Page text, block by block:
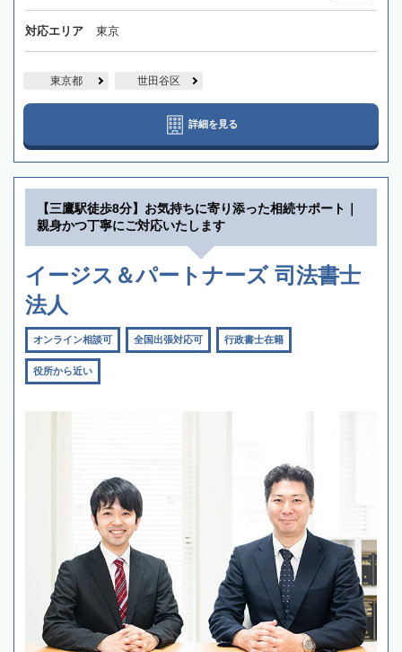
対応エリア 東京
東京都 世田谷区
詳細を見る
【三鷹駅徒歩8分】お気持ちに寄り添った相続サポート｜
親身かつ丁寧にご対応いたします
イージス＆パートナーズ 司法書士
法人
オンライン相談可 全国出張対応可 行政書士在籍
役所から近い